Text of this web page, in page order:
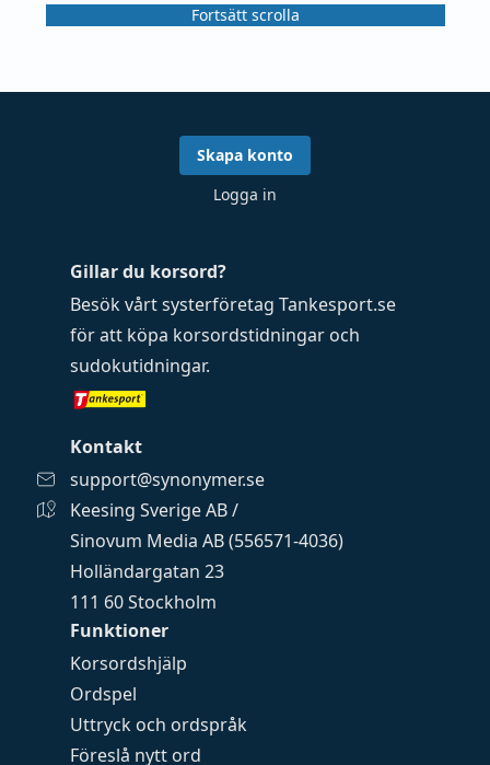
Fortsätt scrolla
Funktioner
Korsordshjälp
Ordspel
Uttryck och ordspråk
Föreslå nytt ord
Gillar du korsord?
Besök vårt systerföretag Tankesport.se
för att köpa korsordstidningar och
sudokutidningar.
Kontakt
support@synonymer.se
Keesing Sverige AB /
Sinovum Media AB (556571-4036)
Holländargatan 23
111 60 Stockholm
Skapa konto
Logga in